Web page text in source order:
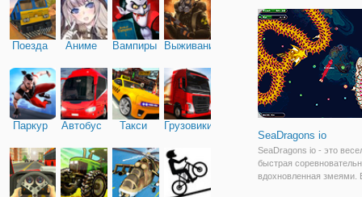
Поезда Аниме Вампиры Выживание
Паркур Автобус Такси Грузовики
устройствах. В новой
можем
SeaDragons io
SeaDragons io - это
быстрая
вдохновленная змеями.